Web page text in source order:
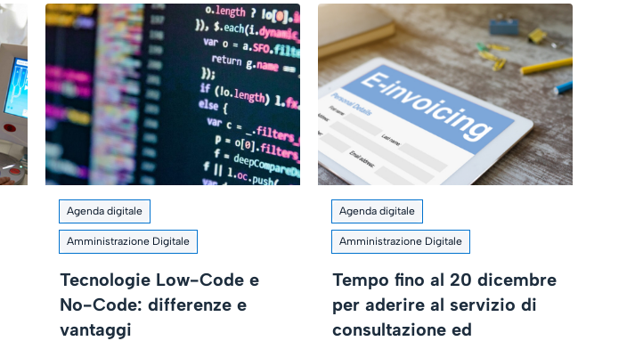
Agenda digitale
Amministrazione Digitale
Tecnologie Low-Code e
No-Code: differenze e
vantaggi
Agenda digitale
Amministrazione Digitale
Tempo fino al 20 dicembre
per aderire al servizio di
consultazione ed